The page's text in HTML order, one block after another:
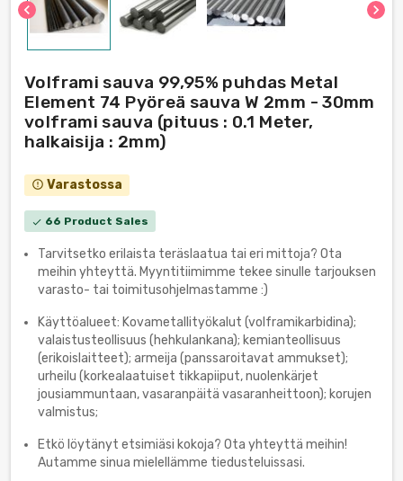
chevron_left chevron_right
Volframi sauva 99,95% puhdas Metal
Element 74 Pyöreä sauva W 2mm - 30mm
volframi sauva (pituus : 0.1 Meter,
halkaisija : 2mm)
error_outline Varastossa
check 66 Product Sales
Tarvitsetko erilaista teräslaatua tai eri mittoja? Ota
meihin yhteyttä. Myyntitiimimme tekee sinulle tarjouksen
varasto- tai toimitusohjelmastamme :)
Käyttöalueet: Kovametallityökalut (volframikarbidina);
valaistusteollisuus (hehkulankana); kemianteollisuus
(erikoislaitteet); armeija (panssaroitavat ammukset);
urheilu (korkealaatuiset tikkapiiput, nuolenkärjet
jousiammuntaan, vasaranpäitä vasaranheittoon); korujen
valmistus;
Etkö löytänyt etsimiäsi kokoja? Ota yhteyttä meihin!
Autamme sinua mielellämme tiedusteluissasi.